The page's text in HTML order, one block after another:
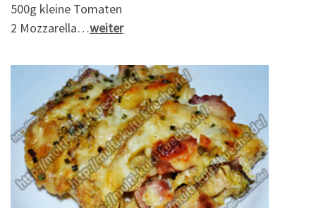
500g kleine Tomaten
2 Mozzarella…weiter